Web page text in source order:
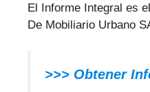
El Informe Integral es
De Mobiliario Urbano
>>> Obtener